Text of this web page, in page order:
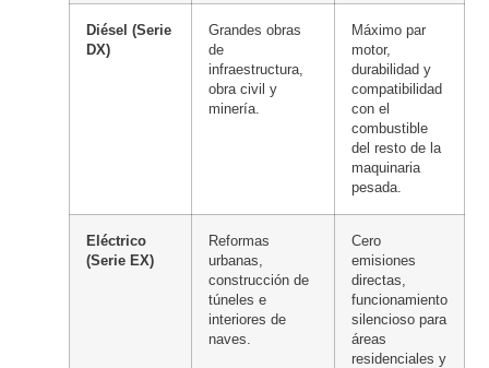
Diésel (Serie
DX)
Grandes obras
de
infraestructura,
obra civil y
minería.
Máximo par
motor,
durabilidad y
compatibilidad
con el
combustible
del resto de la
maquinaria
pesada.
Eléctrico
(Serie EX)
Reformas
urbanas,
construcción de
túneles e
interiores de
naves.
Cero
emisiones
directas,
funcionamiento
silencioso para
áreas
residenciales y